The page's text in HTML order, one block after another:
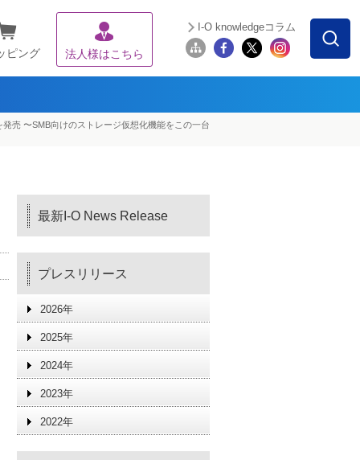
ピング 法人様はこちら
I-O knowledgeコラム
売 〜SMB向けのストレージ仮想化機能をこの一台
最新I-O News Release
プレスリリース
2026年
2025年
2024年
2023年
2022年